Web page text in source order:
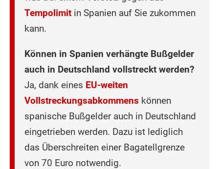
Tempolimit in Spanien auf Sie zukommen
kann.
Können in Spanien verhängte Bußgelder
auch in Deutschland vollstreckt werden?
Ja, dank eines EU-weiten
Vollstreckungsabkommens können
spanische Bußgelder auch in Deutschland
eingetrieben werden. Dazu ist lediglich
das Überschreiten einer Bagatellgrenze
von 70 Euro notwendig.